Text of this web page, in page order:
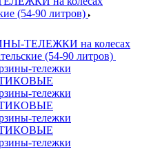
(54-90 литров)
ТЕЛЕЖКИ на колесах
(54-90 литров)
тележки
тележки
тележки
тележки